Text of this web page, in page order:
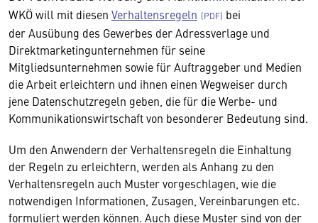
WKÖ will mit diesen Verhaltensregeln
bei
der Ausübung des Gewerbes der Adressverlage und
Direktmarketingunternehmen für seine
Mitgliedsunternehmen sowie für Auftraggeber und Medien
die Arbeit erleichtern und ihnen einen Wegweiser durch
jene Datenschutzregeln geben, die für die Werbe- und
Kommunikationswirtschaft von besonderer Bedeutung sind.
Um den Anwendern der Verhaltensregeln die Einhaltung
der Regeln zu erleichtern, werden als Anhang zu den
Verhaltensregeln auch Muster vorgeschlagen, wie die
notwendigen Informationen, Zusagen, Vereinbarungen etc.
formuliert werden können. Auch diese Muster sind von der